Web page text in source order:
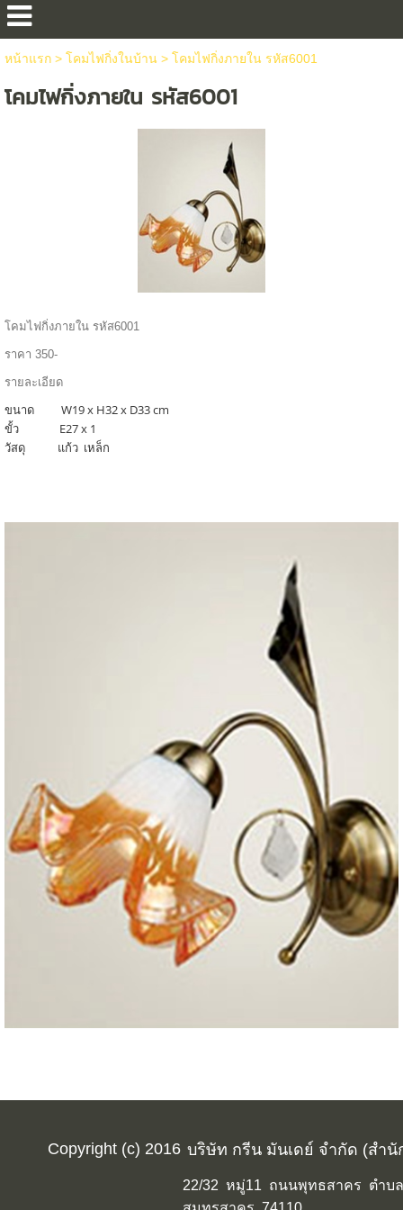
หน้าแรก> โคมไฟกิ่งในบ้าน> โคมไฟกิ่งภายใน รหัส6001
โคมไฟกิ่งภายใน รหัส6001
โคมไฟกิ่งภายใน รหัส6001
ราคา 350-
รายละเอียด
ขนาด W19 x H32 x D33 cm
ขั้ว E27 x 1
วัสดุ แก้ว เหล็ก
Copyright (c) 2016 บริษัท กรีน มันเดย์ จำกัด (สำ
22/32 หมู่11 ถนนพุทธสาคร ตำบ